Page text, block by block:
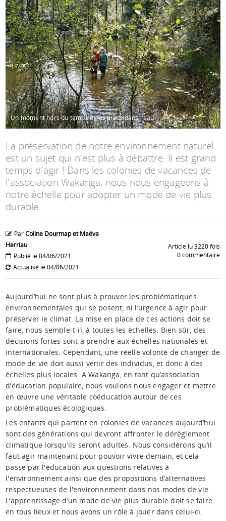
Espace anims
Un moment hors du temps et les pieds dans l'eau
La préservation de notre environnement naturel
est un sujet qui n'est plus à débattre. Il est grand
temps d'agir ! Dans les colonies de vacances de
l'association Wakanga, nous nous engageons à
notre échelle pour adopter un mode de vie plus
durable.
ParColine Dourmap et Maëva
Herriau
Publié le 04/06/2021
Actualisé le 04/06/2021
Article lu 3220 fois
0 commentaire
Aujourd’hui ne sont plus à prouver les problématiques
environnementales qui se posent, ni l’urgence à agir pour
préserver le climat. La mise en place de ces actions doit se
faire, nous semble-t-il, à toutes les échelles. Bien sûr, des
décisions fortes sont à prendre aux échelles nationales et
internationales. Cependant, une réelle volonté de changer de
mode de vie doit aussi venir des individus, et donc à des
échelles plus locales. A Wakanga, en tant qu’association
d’éducation populaire, nous voulons nous engager et mettre
en œuvre une véritable coéducation autour de ces
problématiques écologiques.
Les enfants qui partent en colonies de vacances aujourd’hui
sont des générations qui devront affronter le dérèglement
climatique lorsqu’ils seront adultes. Nous considérons qu’il
faut agir maintenant pour pouvoir vivre demain, et cela
passe par l'éducation aux questions relatives à
l'environnement ainsi que des propositions d’alternatives
respectueuses de l'environnement dans nos modes de vie.
L’apprentissage d’un mode de vie plus durable doit se faire
en tous lieux et nous avons un rôle à jouer dans celui-ci.